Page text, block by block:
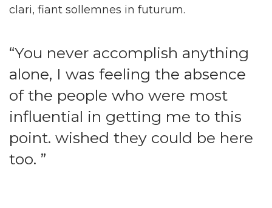
clari, fiant sollemnes in futurum.
“You never accomplish anything
alone, I was feeling the absence
of the people who were most
influential in getting me to this
point. wished they could be here
too. ”